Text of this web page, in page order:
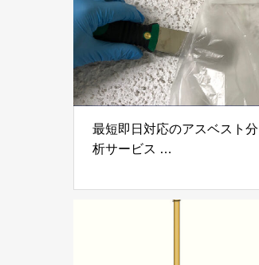
社
最短即日対応のアスベスト分
析サービス
株式会社べスター